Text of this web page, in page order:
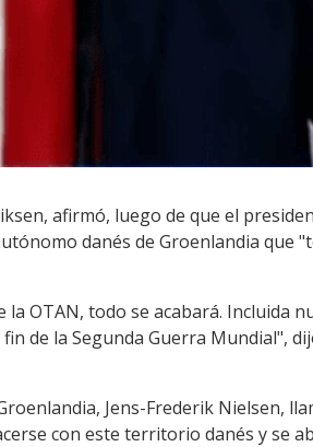
afirmó, luego de que el
danés de Groenlandia que
OTAN, todo se acabará. Incluida
de la Segunda Guerra Mundial",
Jens-Frederik Nielsen,
con este territorio danés y se